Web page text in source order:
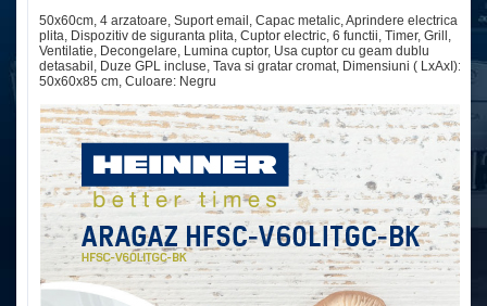
50x60cm, 4 arzatoare, Suport email, Capac metalic, Aprindere electrica
plita, Dispozitiv de siguranta plita, Cuptor electric, 6 functii, Timer, Grill,
Ventilatie, Decongelare, Lumina cuptor, Usa cuptor cu geam dublu
detasabil, Duze GPL incluse, Tava si gratar cromat, Dimensiuni ( LxAxI):
50x60x85 cm, Culoare: Negru